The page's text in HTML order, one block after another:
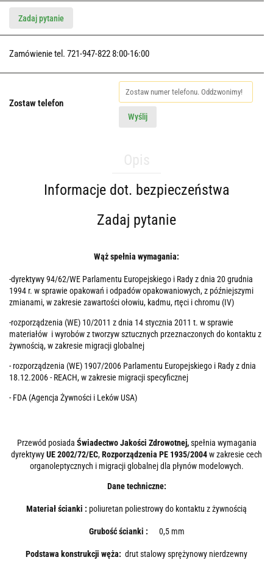
Zadaj pytanie
Zamówienie tel. 721-947-822 8:00-16:00
Zostaw telefon
Wyślij
Informacje dot. bezpieczeństwa
Zadaj pytanie
Wąż spełnia wymagania:
-dyrektywy 94/62/WE Parlamentu Europejskiego i Rady z dnia 20 grudnia
1994 r. w sprawie opakowań i odpadów opakowaniowych, z późniejszymi
zmianami, w zakresie zawartości ołowiu, kadmu, rtęci i chromu (IV)
-rozporządzenia (WE) 10/2011 z dnia 14 stycznia 2011 t. w sprawie
materiałów i wyrobów z tworzyw sztucznych przeznaczonych do kontaktu z
żywnością, w zakresie migracji globalnej
- rozporządzenia (WE) 1907/2006 Parlamentu Europejskiego i Rady z dnia
18.12.2006 - REACH, w zakresie migracji specyficznej
- FDA (Agencja Żywności i Leków USA)
Przewód posiada Świadectwo Jakości Zdrowotnej,spełnia wymagania
dyrektywyUE 2002/72/EC,Rozporządzenia PE 1935/2004w zakresie cech
organoleptycznych i migracji globalnej dla płynów modelowych.
Dane techniczne:
Materiał ścianki : poliuretan poliestrowy do kontaktu z żywnością
Grubość ścianki : 0,5 mm
Podstawa konstrukcji węża: drut stalowy sprężynowy nierdzewny